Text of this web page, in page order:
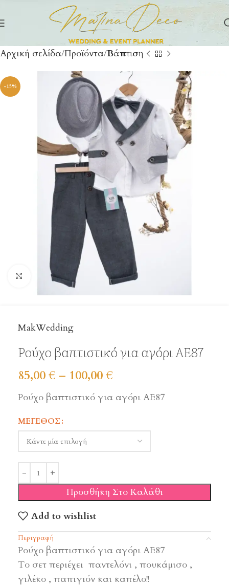
Αρχική σελίδα Προϊόντα Βάπτιση
-15%
Click to enlarge
MakWedding
Ρούχο βαπτιστικό για αγόρι ΑΕ87
85,00€ – 100,00€
Ρούχο βαπτιστικό για αγόρι ΑΕ87
ΜΈΓΕΘΟΣ
Προσθήκη Στο Καλάθι
Add to wishlist
Περιγραφή
Ρούχο βαπτιστικό για αγόρι ΑΕ87
Tο σετ περιέχει παντελόνι , πουκάμισο ,
γιλέκο , παπιγιόν και καπέλο!!